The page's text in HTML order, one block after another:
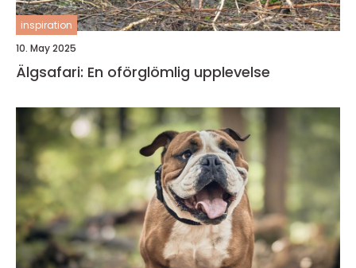
inspiration
10. May 2025
Älgsafari: En oförglömlig upplevelse